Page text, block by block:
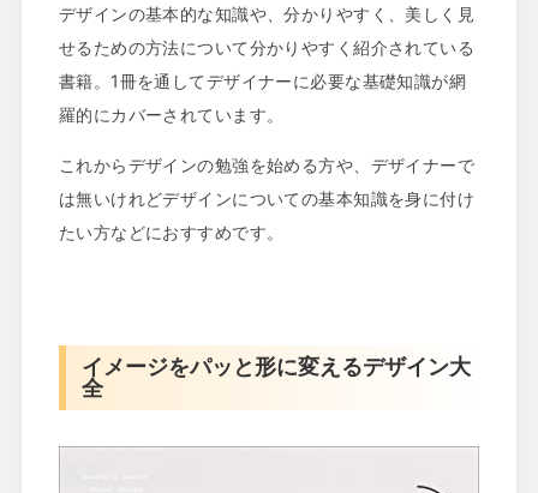
デザインの基本的な知識や、分かりやすく、美しく見
せるための方法について分かりやすく紹介されている
書籍。1冊を通してデザイナーに必要な基礎知識が網
羅的にカバーされています。
これからデザインの勉強を始める方や、デザイナーで
は無いけれどデザインについての基本知識を身に付け
たい方などにおすすめです。
イメージをパッと形に変えるデザイン大
全